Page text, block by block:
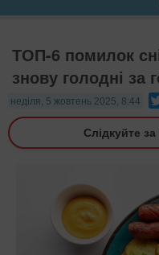
ТОП-6 помилок
знову голодні за
неділя, 5 жовтень 2025, 8:44
Слідкуйте